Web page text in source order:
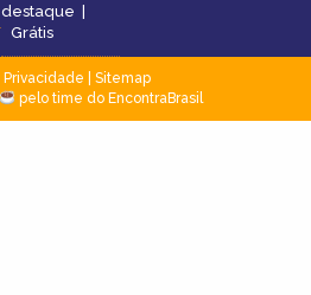
destaque |
Grátis
Privacidade
Sitemap
pelo time do EncontraBrasil